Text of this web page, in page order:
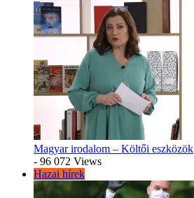
Magyar irodalom – Költői eszközök
- 96 072 Views
Hazai hírek